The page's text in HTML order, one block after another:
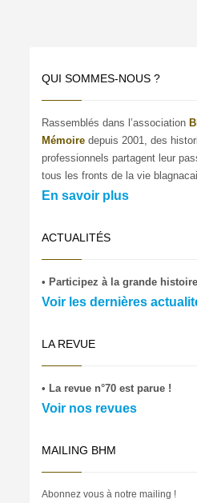
QUI SOMMES-NOUS ?
Rassemblés dans l’association
Mémoire depuis 2001, des
professionnels partagent leur
tous les fronts de la vie
En savoir plus
ACTUALITÉS
• Participez à la grande
Voir les dernières
LA REVUE
• La revue n°70 est parue !
Voir nos revues
MAILING BHM
Abonnez vous à notre mailing !